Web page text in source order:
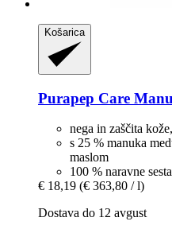
Košarica
Purapep Care
nega in zaščita
s 25 % manuka
maslom
100 % naravne
€ 18,19 (€ 363,80 / l)
Dostava do 12 avgust